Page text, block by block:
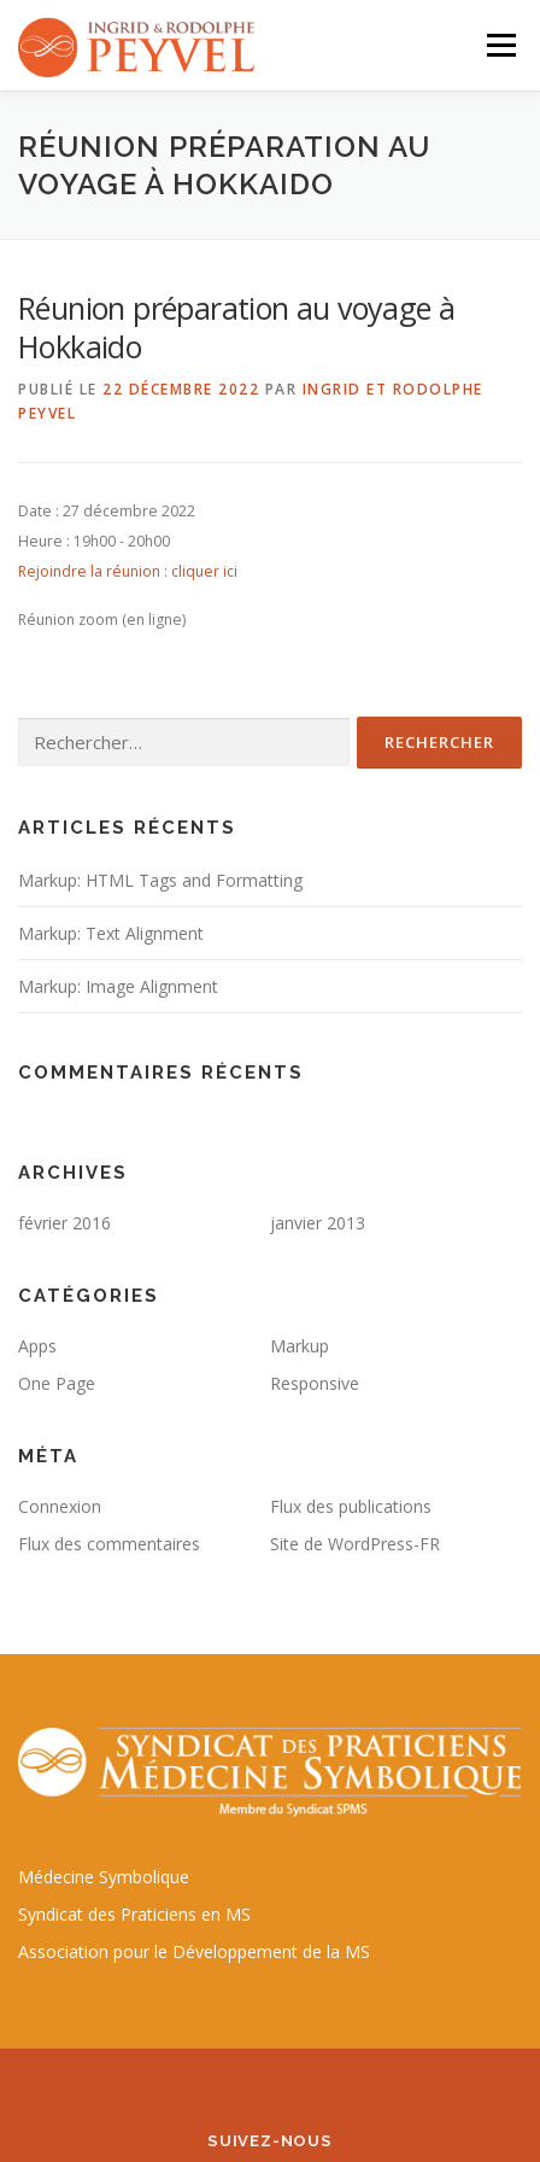
contenu
Menu
QUI SOMMES-NOUS ? ACTIVITÉS AGENDA
RÉUNION PRÉPARATION AU
VOYAGE À HOKKAIDO
Réunion préparation au voyage à
Hokkaido
PUBLIÉ LE 22 DÉCEMBRE 2022 PAR INGRID ET RODOLPHE
PEYVEL
Date : 27 décembre 2022
Heure : 19h00 - 20h00
Rejoindre la réunion : cliquer ici
Réunion zoom (en ligne)
ARTICLES RÉCENTS
Markup: HTML Tags and Formatting
Markup: Text Alignment
Markup: Image Alignment
COMMENTAIRES RÉCENTS
ARCHIVES
février 2016 janvier 2013
CATÉGORIES
Apps
Markup
One Page
Responsive
MÉTA
Connexion
Flux des publications
Flux des commentaires
Site de WordPress-FR
Médecine Symbolique
Syndicat des Praticiens en MS
Association pour le Développement de la MS
SUIVEZ-NOUS